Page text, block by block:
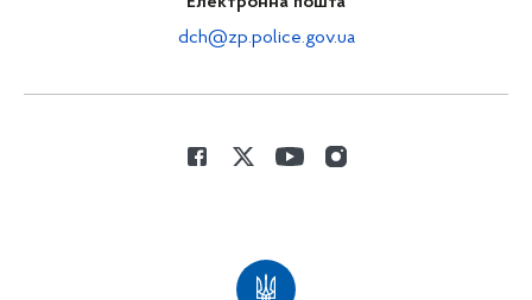
dch@zp.police.gov.ua